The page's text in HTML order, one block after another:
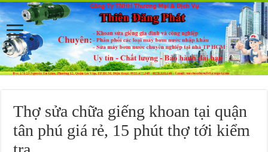
Thợ sửa chữa giếng khoan tại quận
tân phú giá rẻ, 15 phút thợ tới kiểm